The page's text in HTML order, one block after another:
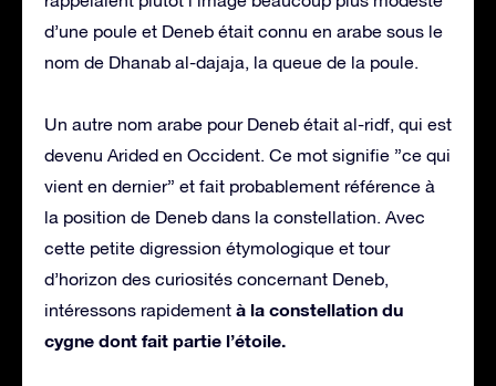
d’une poule et Deneb était connu en arabe sous le
nom de Dhanab al-dajaja, la queue de la poule.
Un autre nom arabe pour Deneb était al-ridf, qui est
devenu Arided en Occident. Ce mot signifie ”ce qui
vient en dernier” et fait probablement référence à
la position de Deneb dans la constellation. Avec
cette petite digression étymologique et tour
d’horizon des curiosités concernant Deneb,
intéressons rapidement à la constellation du
cygne dont fait partie l’étoile.